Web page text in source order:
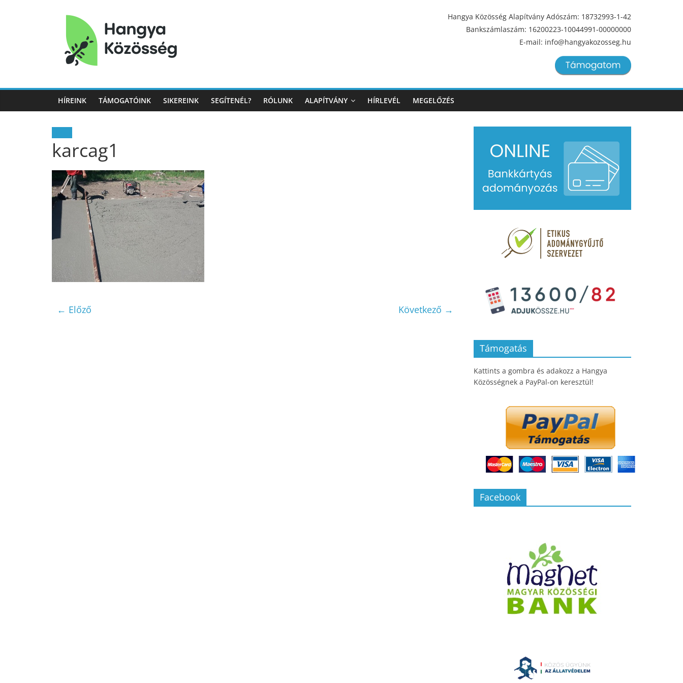
Hangya
Közösség
Hangya
Közösség
Hangya Közösség Alapítvány Adószám: 18732993-1-42
Bankszámlaszám: 16200223-10044991-00000000
E-mail: info@hangyakozosseg.hu
HÍREINK TÁMOGATÓINK SIKEREINK SEGÍTENÉL? RÓLUNK ALAPÍTVÁNY HÍRLEVÉL MEGELŐZÉS
karcag1
← Előző Következő →
Támogatás
Kattints a gombra és adakozz a Hangya
Közösségnek a PayPal-on keresztül!
Facebook